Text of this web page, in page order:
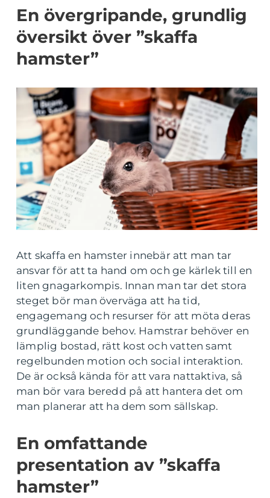
En övergripande, grundlig
översikt över ”skaffa
hamster”
Att skaffa en hamster innebär att man tar
ansvar för att ta hand om och ge kärlek till en
liten gnagarkompis. Innan man tar det stora
steget bör man överväga att ha tid,
engagemang och resurser för att möta deras
grundläggande behov. Hamstrar behöver en
lämplig bostad, rätt kost och vatten samt
regelbunden motion och social interaktion.
De är också kända för att vara nattaktiva, så
man bör vara beredd på att hantera det om
man planerar att ha dem som sällskap.
En omfattande
presentation av ”skaffa
hamster”